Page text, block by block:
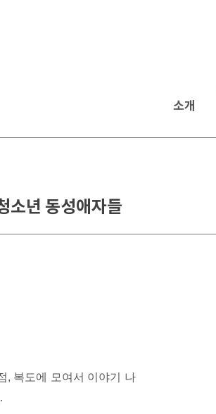
소개
소년 동성애자들
, 복도에 모여서 이야기 나